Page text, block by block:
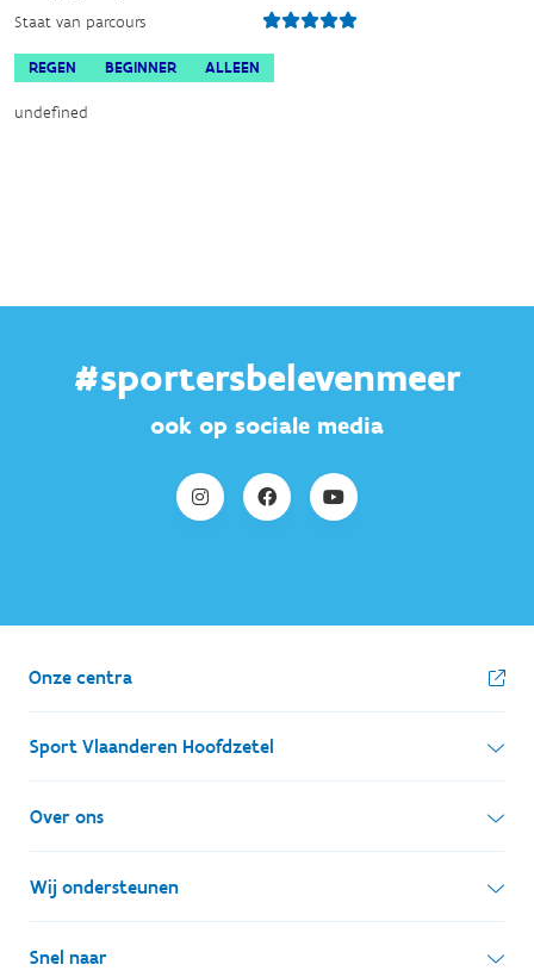
Staat van parcours
REGEN BEGINNER ALLEEN
undefined
#sportersbelevenmeer
ook op sociale media
Onze centra
Sport Vlaanderen Hoofdzetel
Simon Bolivarlaan 17
1000 Brussel
Ondernemingsnummer: BE 0248.142.826
Over ons
Wie zijn we, wat doen we
Onze centra
Wij ondersteunen
Lokale besturen
Snel naar